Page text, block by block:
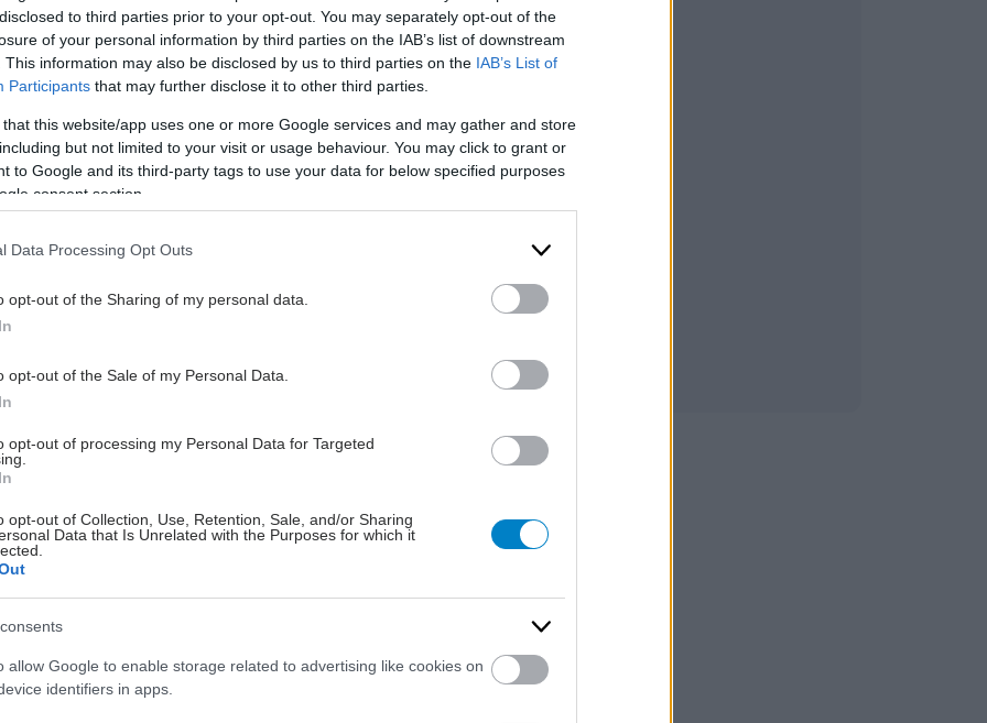
to third parties prior to your opt-out. You may separately opt-out of the
of your personal information by third parties on the IAB’s list of downstream
This information may also be disclosed by us to third parties on the IAB’s List of
Participants that may further disclose it to other third parties.
that this website/app uses one or more Google services and may gather and store
but not limited to your visit or usage behaviour. You may click to grant or
to Google and its third-party tags to use your data for below specified purposes
consent section.
Data Processing Opt Outs
opt-out of the Sharing of my personal data.
opt-out of the Sale of my Personal Data.
opt-out of processing my Personal Data for Targeted
opt-out of Collection, Use, Retention, Sale, and/or Sharing
Data that Is Unrelated with the Purposes for which it
allow Google to enable storage related to advertising like cookies on
identifiers in apps.